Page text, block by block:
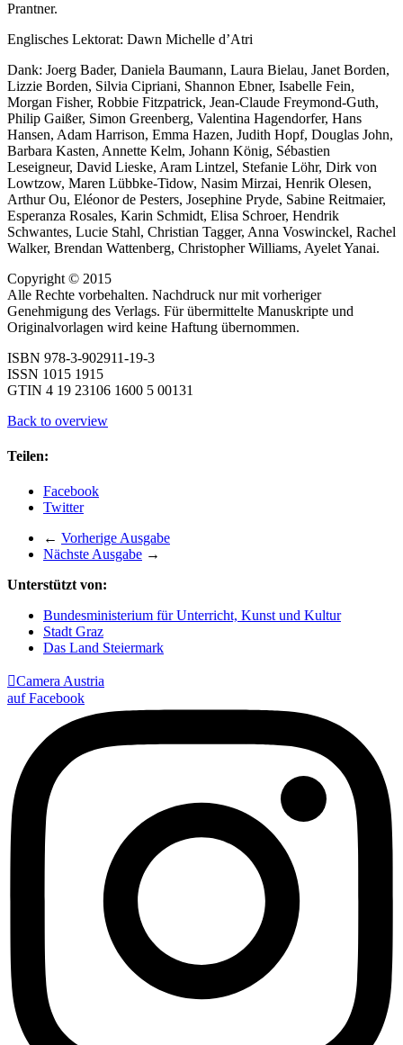
Prantner.
Englisches Lektorat: Dawn Michelle d’Atri
Dank: Joerg Bader, Daniela Baumann, Laura Bielau, Janet Borden,
Lizzie Borden, Silvia Cipriani, Shannon Ebner, Isabelle Fein,
Morgan Fisher, Robbie Fitzpatrick, Jean-Claude Freymond-Guth,
Philip Gaißer, Simon Greenberg, Valentina Hagendorfer, Hans
Hansen, Adam Harrison, Emma Hazen, Judith Hopf, Douglas John,
Barbara Kasten, Annette Kelm, Johann König, Sébastien
Leseigneur, David Lieske, Aram Lintzel, Stefanie Löhr, Dirk von
Lowtzow, Maren Lübbke-Tidow, Nasim Mirzai, Henrik Olesen,
Arthur Ou, Eléonor de Pesters, Josephine Pryde, Sabine Reit­maier,
Esperanza Rosales, Karin Schmidt, Elisa Schroer, Hendrik
Schwantes, Lucie Stahl, Christian Tagger, Anna Voswinckel, Rachel
Walker, Brendan Wattenberg, Christopher Williams, Ayelet Yanai.
Copyright © 2015
Alle Rechte vorbehalten. Nachdruck nur mit vorheriger
Genehmigung des Verlags. Für übermittelte Manuskripte und
Originalvorlagen wird keine Haftung übernommen.
ISBN 978-3-902911-19-3
ISSN 1015 1915
GTIN 4 19 23106 1600 5 00131
Back to overview
Teilen:
Facebook
Twitter
← Vorherige Ausgabe
Nächste Ausgabe →
Unterstützt von:
Bundesministerium für Unterricht, Kunst und Kultur
Stadt Graz
Das Land Steiermark
Camera Austria
auf Facebook